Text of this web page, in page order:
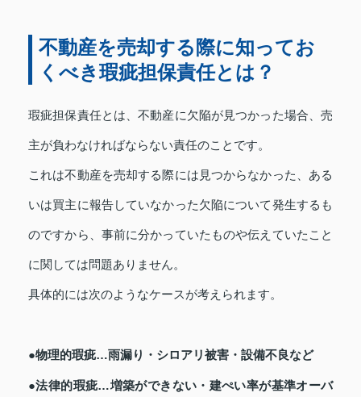
不動産を売却する際に知ってお
くべき瑕疵担保責任とは？
瑕疵担保責任とは、不動産に欠陥が見つかった場合、売
主が負わなければならない責任のことです。
これは不動産を売却する際には見つからなかった、ある
いは買主に報告していなかった欠陥について発生するも
のですから、事前に分かっていたものや伝えていたこと
に関しては問題ありません。
具体的には次のようなケースが考えられます。
●物理的瑕疵…雨漏り・シロアリ被害・設備不良など
●法律的瑕疵…増築ができない・建ぺい率が基準オーバ